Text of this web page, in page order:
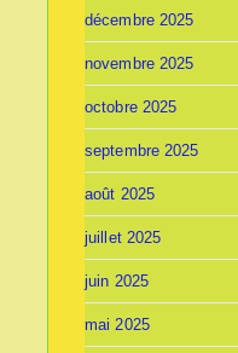
décembre 2025
novembre 2025
octobre 2025
septembre 2025
août 2025
juillet 2025
juin 2025
mai 2025